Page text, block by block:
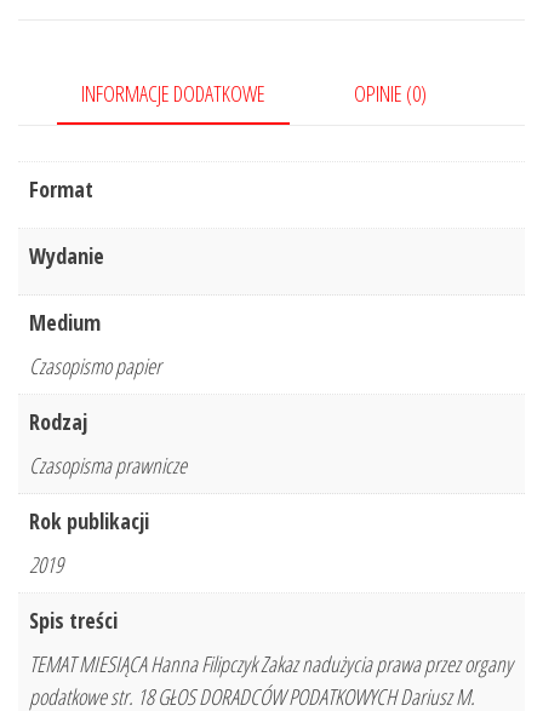
INFORMACJE DODATKOWE OPINIE (0)
Format
Wydanie
Medium
Czasopismo papier
Rodzaj
Czasopisma prawnicze
Rok publikacji
2019
Spis treści
TEMAT MIESIĄCA Hanna Filipczyk Zakaz nadużycia prawa przez organy
podatkowe str. 18 GŁOS DORADCÓW PODATKOWYCH Dariusz M.